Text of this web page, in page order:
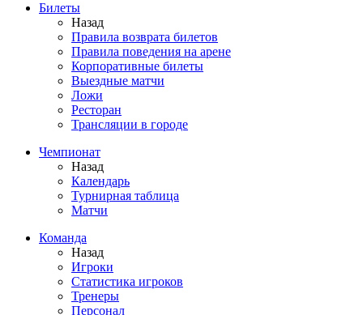
Билеты
Назад
Правила возврата билетов
Правила поведения на арене
Корпоративные билеты
Выездные матчи
Ложи
Ресторан
Трансляции в городе
Чемпионат
Назад
Календарь
Турнирная таблица
Матчи
Команда
Назад
Игроки
Статистика игроков
Тренеры
Персонал